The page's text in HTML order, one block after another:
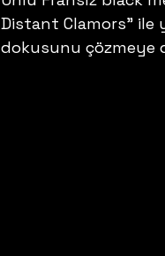
Distant Clamors” ile
dokusunu çözmeye